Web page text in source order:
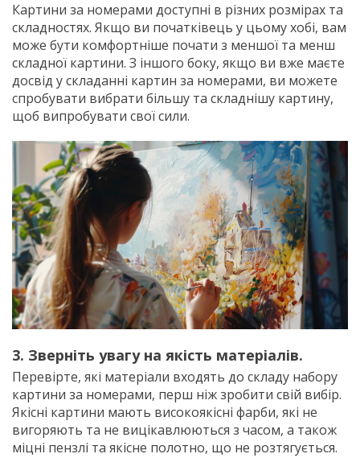
Картини за номерами доступні в різних розмірах та
складностях. Якщо ви початківець у цьому хобі, вам
може бути комфортніше почати з меншої та менш
складної картини. З іншого боку, якщо ви вже маєте
досвід у складанні картин за номерами, ви можете
спробувати вибрати більшу та складнішу картину,
щоб випробувати свої сили.
3. Зверніть увагу на якість матеріалів.
Перевірте, які матеріали входять до складу набору
картини за номерами, перш ніж зробити свій вибір.
Якісні картини мають високоякісні фарби, які не
вигоряють та не вицікавлюються з часом, а також
міцні пензлі та якісне полотно, що не розтягується.